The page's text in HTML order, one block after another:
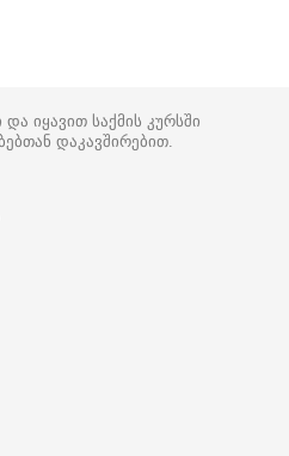
იყავით საქმის კურსში
დაკავშირებით.